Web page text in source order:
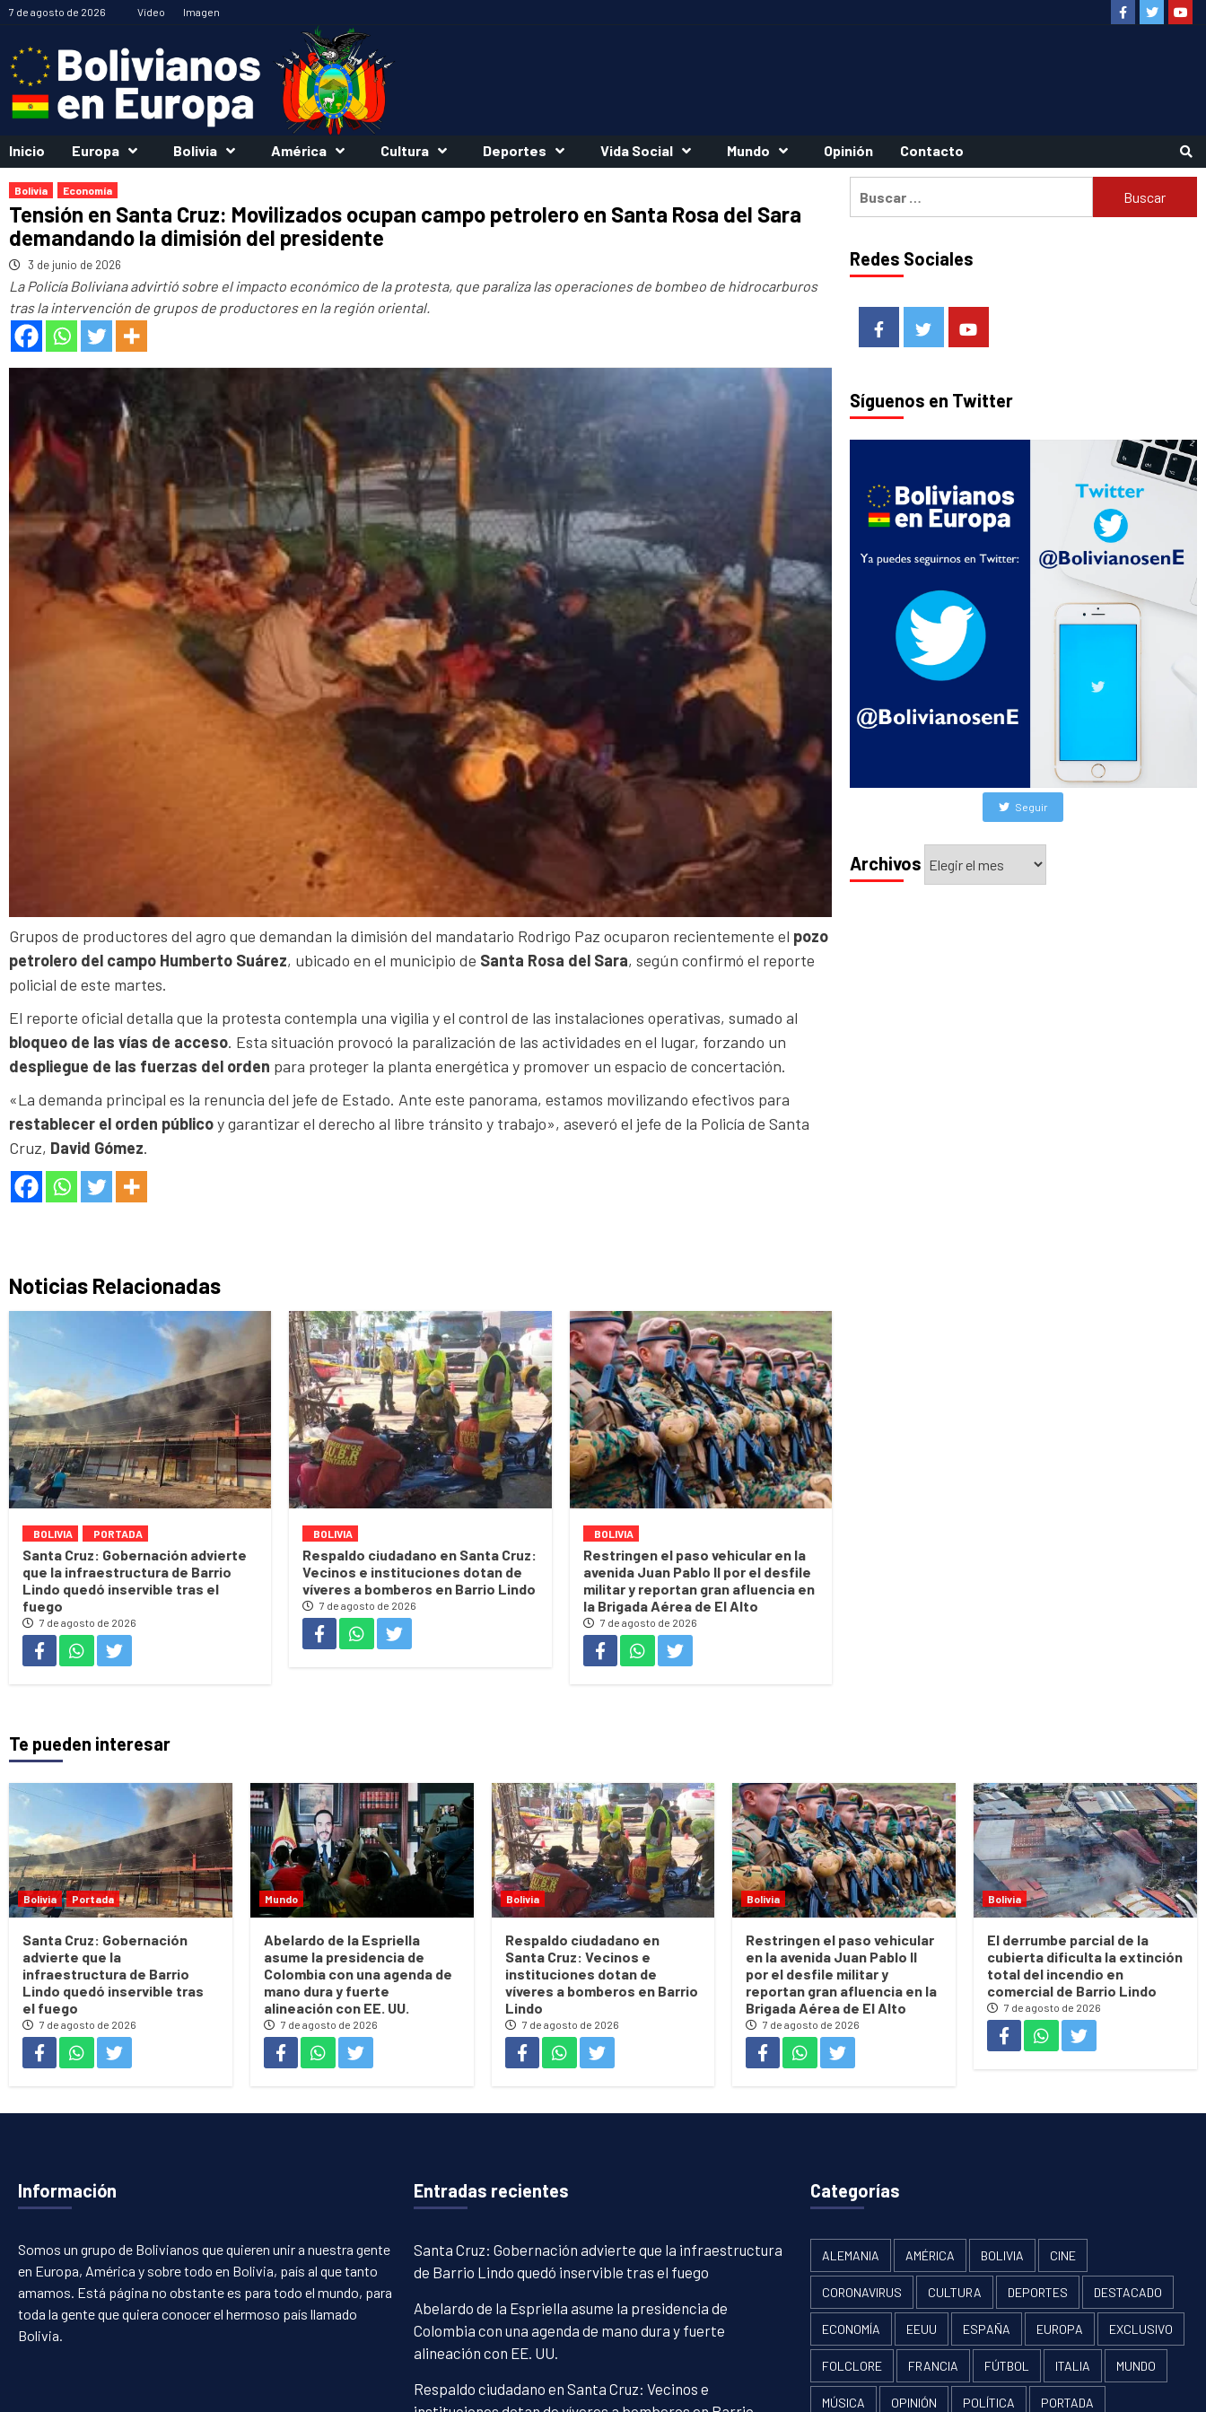
Saltar
contenido
7 de agosto de 2026 Vídeo Imagen FacebookTwitter
Inicio Europa Bolivia América Cultura Deportes Vida Social Mundo Opinión Contacto
Bolivia Economía
Tensión en Santa Cruz: Movilizados ocupan campo petrolero en Santa Rosa del Sara
demandando la dimisión del presidente
3 de junio de 2026
La Policía Boliviana advirtió sobre el impacto económico de la protesta, que paraliza las operaciones de bombeo de hidrocarburos
tras la intervención de grupos de productores en la región oriental.
Grupos de productores del agro que demandan la dimisión del mandatario Rodrigo Paz ocuparon recientemente el pozo
petrolero del campo Humberto Suárez, ubicado en el municipio de Santa Rosa del Sara, según confirmó el reporte
policial de este martes.
El reporte oficial detalla que la protesta contempla una vigilia y el control de las instalaciones operativas, sumado al
bloqueo de las vías de acceso. Esta situación provocó la paralización de las actividades en el lugar, forzando un
despliegue de las fuerzas del orden para proteger la planta energética y promover un espacio de concertación.
«La demanda principal es la renuncia del jefe de Estado. Ante este panorama, estamos movilizando efectivos para
restablecer el orden públicoy garantizar el derecho al libre tránsito y trabajo», aseveró el jefe de la Policía de Santa
Cruz, David Gómez.
Noticias Relacionadas
BOLIVIA PORTADA
Santa Cruz: Gobernación advierte
que la infraestructura de Barrio
Lindo quedó inservible tras el
fuego
7 de agosto de 2026
BOLIVIA
Respaldo ciudadano en Santa Cruz:
Vecinos e instituciones dotan de
víveres a bomberos en Barrio Lindo
7 de agosto de 2026
BOLIVIA
Restringen el paso vehicular en la
avenida Juan Pablo II por el desfile
militar y reportan gran afluencia en
la Brigada Aérea de El Alto
7 de agosto de 2026
Redes Sociales
FacebookTwitterYoutube
Síguenos en Twitter
Seguir
Archivos
Archivos
Te pueden interesar
Bolivia Portada
Santa Cruz: Gobernación
advierte que la
infraestructura de Barrio
Lindo quedó inservible tras
el fuego
7 de agosto de 2026
Mundo
Abelardo de la Espriella
asume la presidencia de
Colombia con una agenda de
mano dura y fuerte
alineación con EE. UU.
7 de agosto de 2026
Bolivia
Respaldo ciudadano en
Santa Cruz: Vecinos e
instituciones dotan de
víveres a bomberos en Barrio
Lindo
7 de agosto de 2026
Bolivia
Restringen el paso vehicular
en la avenida Juan Pablo II
por el desfile militar y
reportan gran afluencia en la
Brigada Aérea de El Alto
7 de agosto de 2026
Bolivia
El derrumbe parcial de la
cubierta dificulta la extinción
total del incendio en
comercial de Barrio Lindo
7 de agosto de 2026
Información
Somos un grupo de Bolivianos que quieren unir a nuestra gente
en Europa, América y sobre todo en Bolivia, país al que tanto
amamos. Está página no obstante es para todo el mundo, para
toda la gente que quiera conocer el hermoso país llamado
Bolivia.
Entradas recientes
Santa Cruz: Gobernación advierte que la infraestructura
de Barrio Lindo quedó inservible tras el fuego
Abelardo de la Espriella asume la presidencia de
Colombia con una agenda de mano dura y fuerte
alineación con EE. UU.
Respaldo ciudadano en Santa Cruz: Vecinos e
Categorías
ALEMANIA AMÉRICA BOLIVIA CINE
CORONAVIRUS CULTURA DEPORTES DESTACADO
ECONOMÍA EEUU ESPAÑA EUROPA EXCLUSIVO
FOLCLORE FRANCIA FÚTBOL ITALIA MUNDO
MÚSICA OPINIÓN POLÍTICA PORTADA